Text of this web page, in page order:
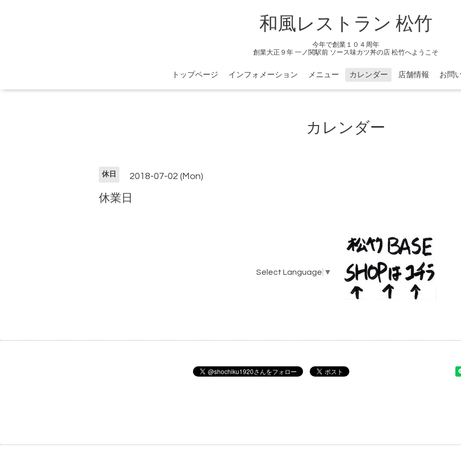
和風レストラン 松竹
今年で創業１０４周年
創業大正９年 一ノ関駅前 ソース味カツ丼の店 松竹へようこそ
トップページ インフォメーション メニュー カレンダー 店舗情報 お問
カレンダー
休日 2018-07-02 (Mon)
休業日
Select Language ▼